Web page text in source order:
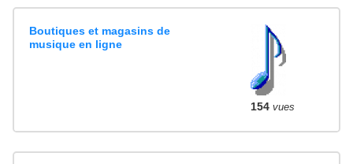
Boutiques et magasins de
musique en ligne
154 vues